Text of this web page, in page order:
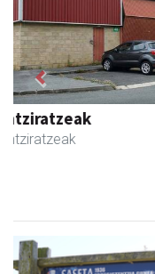
Javier Iraola
Asteasu - Harategiak
Previous